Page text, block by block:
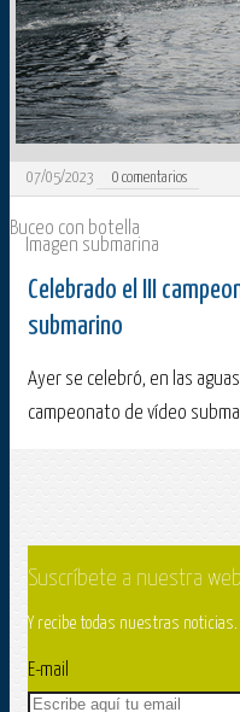
07/05/2023 0 comentarios
Buceo con botella
Imagen submarina
Celebrado el III
submarino
Ayer se celebró, en las
campeonato de vídeo
Suscríbete a nuestra web
Y recibe todas nuestras noticias.
E-mail